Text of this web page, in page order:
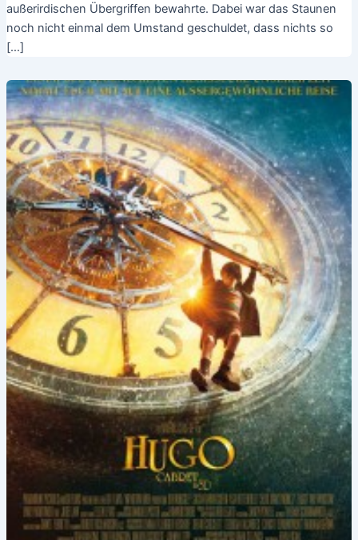
außerirdischen Übergriffen bewahrte. Dabei war das Staunen
noch nicht einmal dem Umstand geschuldet, dass nichts so
[…]